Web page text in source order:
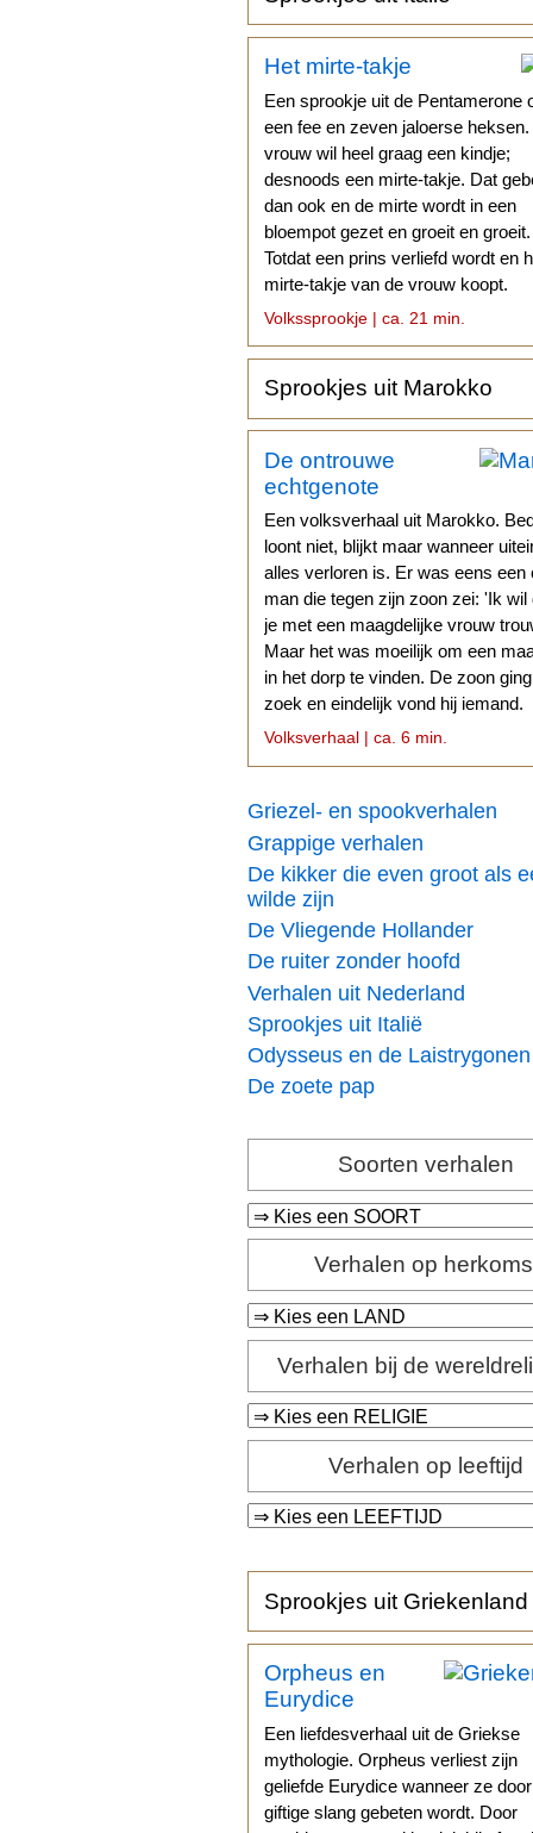
Het mirte-takje
Een sprookje uit de Pentamerone
een fee en zeven jaloerse
vrouw wil heel graag een kindje;
desnoods een mirte-takje. Dat
dan ook en de mirte wordt in een
bloempot gezet en groeit en groeit.
Totdat een prins verliefd wordt en
mirte-takje van de vrouw koopt.
Volkssprookje | ca. 21 min.
Sprookjes uit Marokko
De ontrouwe
echtgenote
Een volksverhaal uit Marokko.
loont niet, blijkt maar wanneer
alles verloren is. Er was eens een
man die tegen zijn zoon zei: 'Ik wil
je met een maagdelijke vrouw
Maar het was moeilijk om een
in het dorp te vinden. De zoon
zoek en eindelijk vond hij iemand.
Volksverhaal | ca. 6 min.
Griezel- en spookverhalen
Grappige verhalen
De kikker die even groot als
wilde zijn
De Vliegende Hollander
De ruiter zonder hoofd
Verhalen uit Nederland
Sprookjes uit Italië
Odysseus en de Laistrygonen
De zoete pap
Soorten verhalen
Verhalen op
Verhalen bij de
Verhalen op leeftijd
Sprookjes uit Griekenland
Orpheus en
Eurydice
Een liefdesverhaal uit de Griekse
mythologie. Orpheus verliest zijn
geliefde Eurydice wanneer ze
giftige slang gebeten wordt. Door